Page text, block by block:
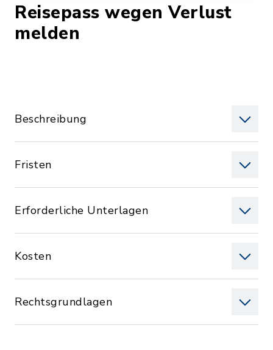
Reisepass wegen Verlust
melden
Beschreibung
Fristen
Erforderliche Unterlagen
Kosten
Rechtsgrundlagen